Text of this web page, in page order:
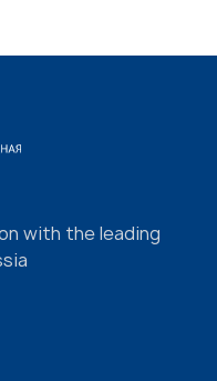
with the leading